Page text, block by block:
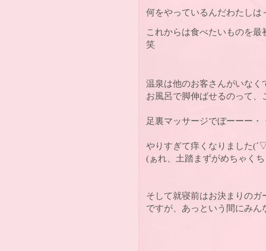
何をやっているんだわたしは
これからは食べたいものを
笑
温泉は他のお客さんがいな
お風呂で脚伸ばせるのって、
足裏マッサージでぼーーー・
やりすぎて痒くなりました
(ぁれ、土踏まずがめちゃく
そして就寝前はお決まりの
ですが、あっという間にみん